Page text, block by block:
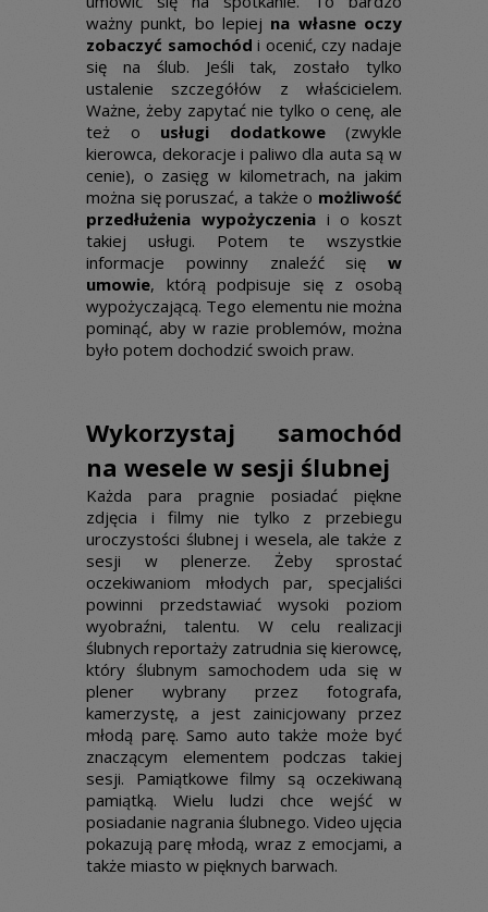
ważny punkt, bo lepiej na własne oczy
zobaczyć samochódi ocenić, czy nadaje
się na ślub. Jeśli tak, zostało tylko
ustalenie szczegółów z właścicielem.
Ważne, żeby zapytać nie tylko o cenę, ale
też o usługi dodatkowe (zwykle
kierowca, dekoracje i paliwo dla auta są w
cenie), o zasięg w kilometrach, na jakim
można się poruszać, a także o możliwość
przedłużenia wypożyczenia i o koszt
takiej usługi. Potem te wszystkie
informacje powinny znaleźć się w
umowie, którą podpisuje się z osobą
wypożyczającą. Tego elementu nie można
pominąć, aby w razie problemów, można
było potem dochodzić swoich praw.
Wykorzystaj samochód
na wesele w sesji ślubnej
Każda para pragnie posiadać piękne
zdjęcia i filmy nie tylko z przebiegu
uroczystości ślubnej i wesela, ale także z
sesji w plenerze. Żeby sprostać
oczekiwaniom młodych par, specjaliści
powinni przedstawiać wysoki poziom
wyobraźni, talentu. W celu realizacji
ślubnych reportaży zatrudnia się kierowcę,
który ślubnym samochodem uda się w
plener wybrany przez fotografa,
kamerzystę, a jest zainicjowany przez
młodą parę. Samo auto także może być
znaczącym elementem podczas takiej
sesji. Pamiątkowe filmy są oczekiwaną
pamiątką. Wielu ludzi chce wejść w
posiadanie nagrania ślubnego. Video ujęcia
pokazują parę młodą, wraz z emocjami, a
także miasto w pięknych barwach.